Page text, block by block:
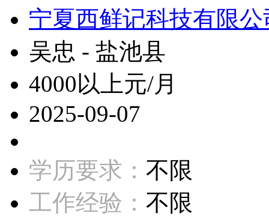
宁夏西鲜记科技有限公
吴忠 - 盐池县
4000以上元/月
2025-09-07
学历要求： 不限
工作经验： 不限